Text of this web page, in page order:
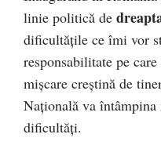
linie politică de
dificultățile ce îmi vor
responsabilitate pe
mișcare creștină de
Națională va întâmpina
dificultăți.